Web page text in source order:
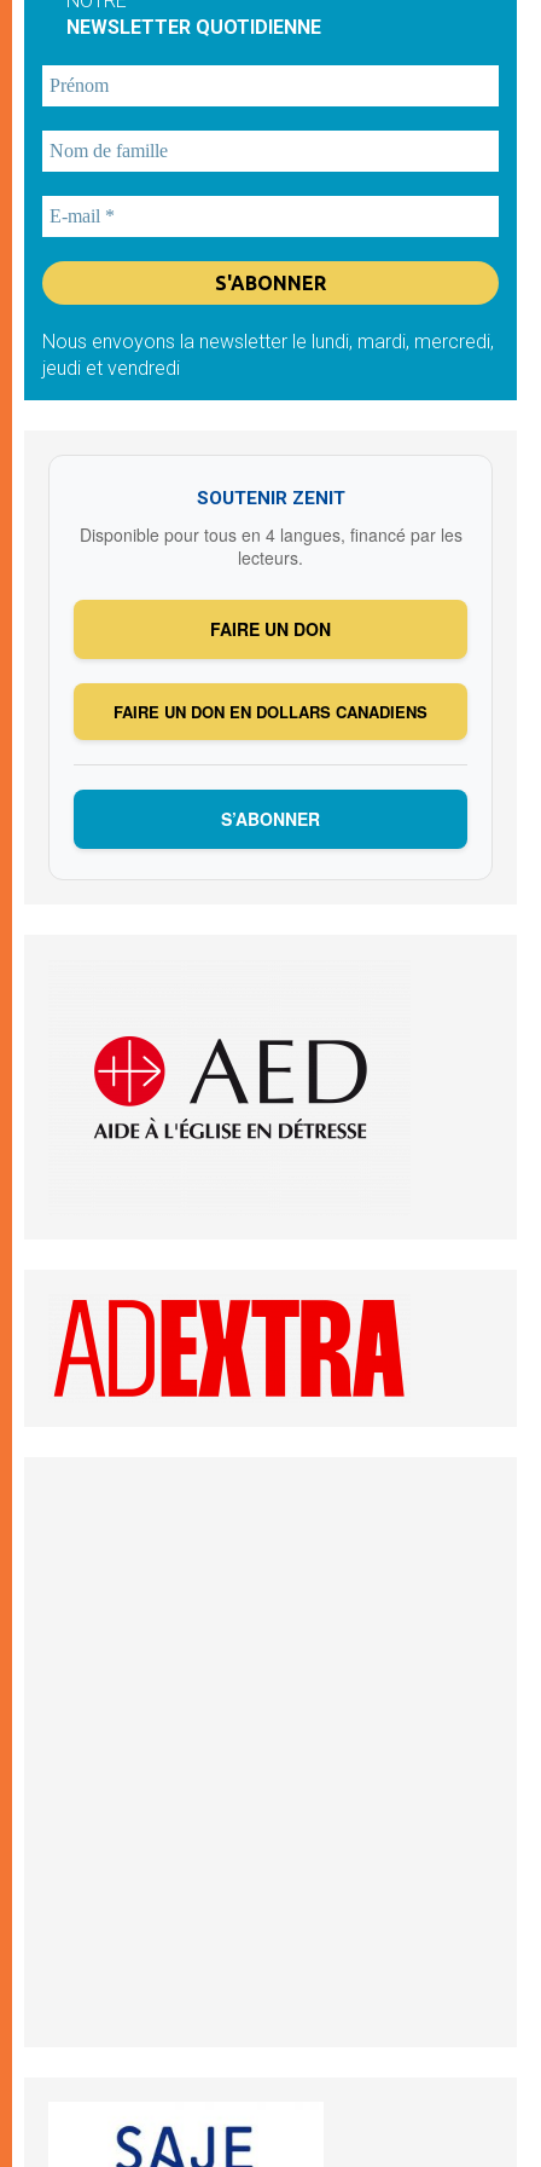
NEWSLETTER QUOTIDIENNE
Nous envoyons la newsletter le lundi, mardi, mercredi,
jeudi et vendredi
SOUTENIR ZENIT
Disponible pour tous en 4 langues, financé par les
lecteurs.
FAIRE UN DON
FAIRE UN DON EN DOLLARS CANADIENS
S’ABONNER